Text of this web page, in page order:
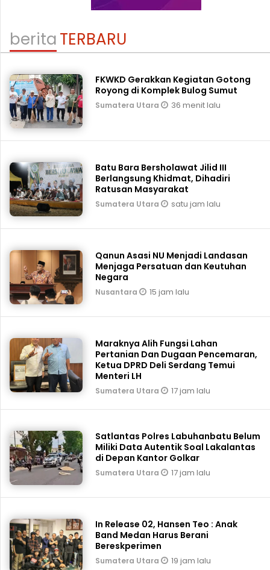
beritaTERBARU
FKWKD Gerakkan Kegiatan Gotong
Royong di Komplek Bulog Sumut
Sumatera Utara 36 menit lalu
Batu Bara Bersholawat Jilid III
Berlangsung Khidmat, Dihadiri
Ratusan Masyarakat
Sumatera Utara satu jam lalu
Qanun Asasi NU Menjadi Landasan
Menjaga Persatuan dan Keutuhan
Negara
Nusantara 15 jam lalu
Maraknya Alih Fungsi Lahan
Pertanian Dan Dugaan Pencemaran,
Ketua DPRD Deli Serdang Temui
Menteri LH
Sumatera Utara 17 jam lalu
Satlantas Polres Labuhanbatu Belum
Miliki Data Autentik Soal Lakalantas
di Depan Kantor Golkar
Sumatera Utara 17 jam lalu
In Release 02, Hansen Teo : Anak
Band Medan Harus Berani
Bereskperimen
Sumatera Utara 19 jam lalu